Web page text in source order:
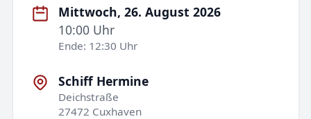
Mittwoch, 26. August 2026
10:00 Uhr
Ende: 12:30 Uhr
Schiff Hermine
Deichstraße
27472 Cuxhaven